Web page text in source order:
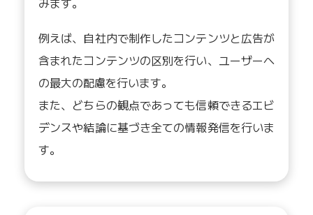
例えば、自社内で制作したコンテンツと広告が
含まれたコンテンツの区別を行い、ユーザーへ
の最大の配慮を行います。
また、どちらの観点であっても信頼できるエビ
デンスや結論に基づき全ての情報発信を行いま
す。